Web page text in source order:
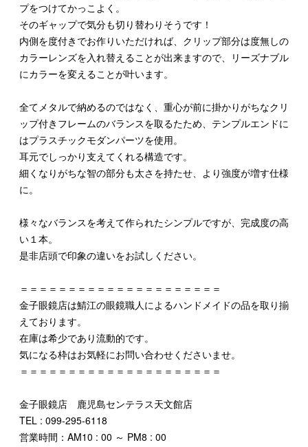
プをつけてかっこよく。
そのギャップで気分も切り替わりそうです！
内側を度付きでお作りいただければ、クリップ部分は度無しの
カラーレンズを入れ替えることが出来ますので、リーズナブル
にカラーを変えることが叶います。
全てメタルで納めるのではなく、重心が前に掛かりがちなクリ
ップ付きフレームのバランスを取るたため、テンプルエンドに
はプラスチックモダンパーツを使用。
耳元でしっかり支えてくれる構造です。
細くなりがちな智の部分も太さを持たせ、より強度が増す仕様
に。
様々なバランスを考えて作られたシンプルですが、完成度の高
い１本。
是非店頭で印象の違いをお試しください。
＝＝＝＝＝＝＝＝＝＝＝＝＝＝＝＝＝＝＝＝＝
金子眼鏡店は鯖江の眼鏡職人によるハンドメイドの品を取り揃
えております。
在庫は希少であり流動的です。
気になる枠はお気軽にお問い合わせくださいませ。
＝＝＝＝＝＝＝＝＝＝＝＝＝＝＝＝＝＝＝＝＝
金子眼鏡店 鹿児島センテラス天文館店
TEL : 099-295-6118
営業時間：AM10 : 00 ～ PM8 : 00